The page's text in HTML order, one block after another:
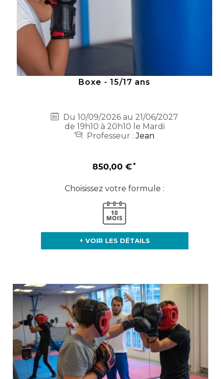
Boxe - 15/17 ans
Du 10/09/2026 au 21/06/2027
de 19h10 à 20h10 le Mardi
Professeur :Jean
850,00 €
Choisissez votre formule :
+ VOIR LES DÉTAILS